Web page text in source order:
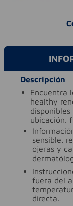
Descripción
encuentra los precios de crema de noche
healthy
ubicación.
sensible.
ojeras y
fuera del
directa.